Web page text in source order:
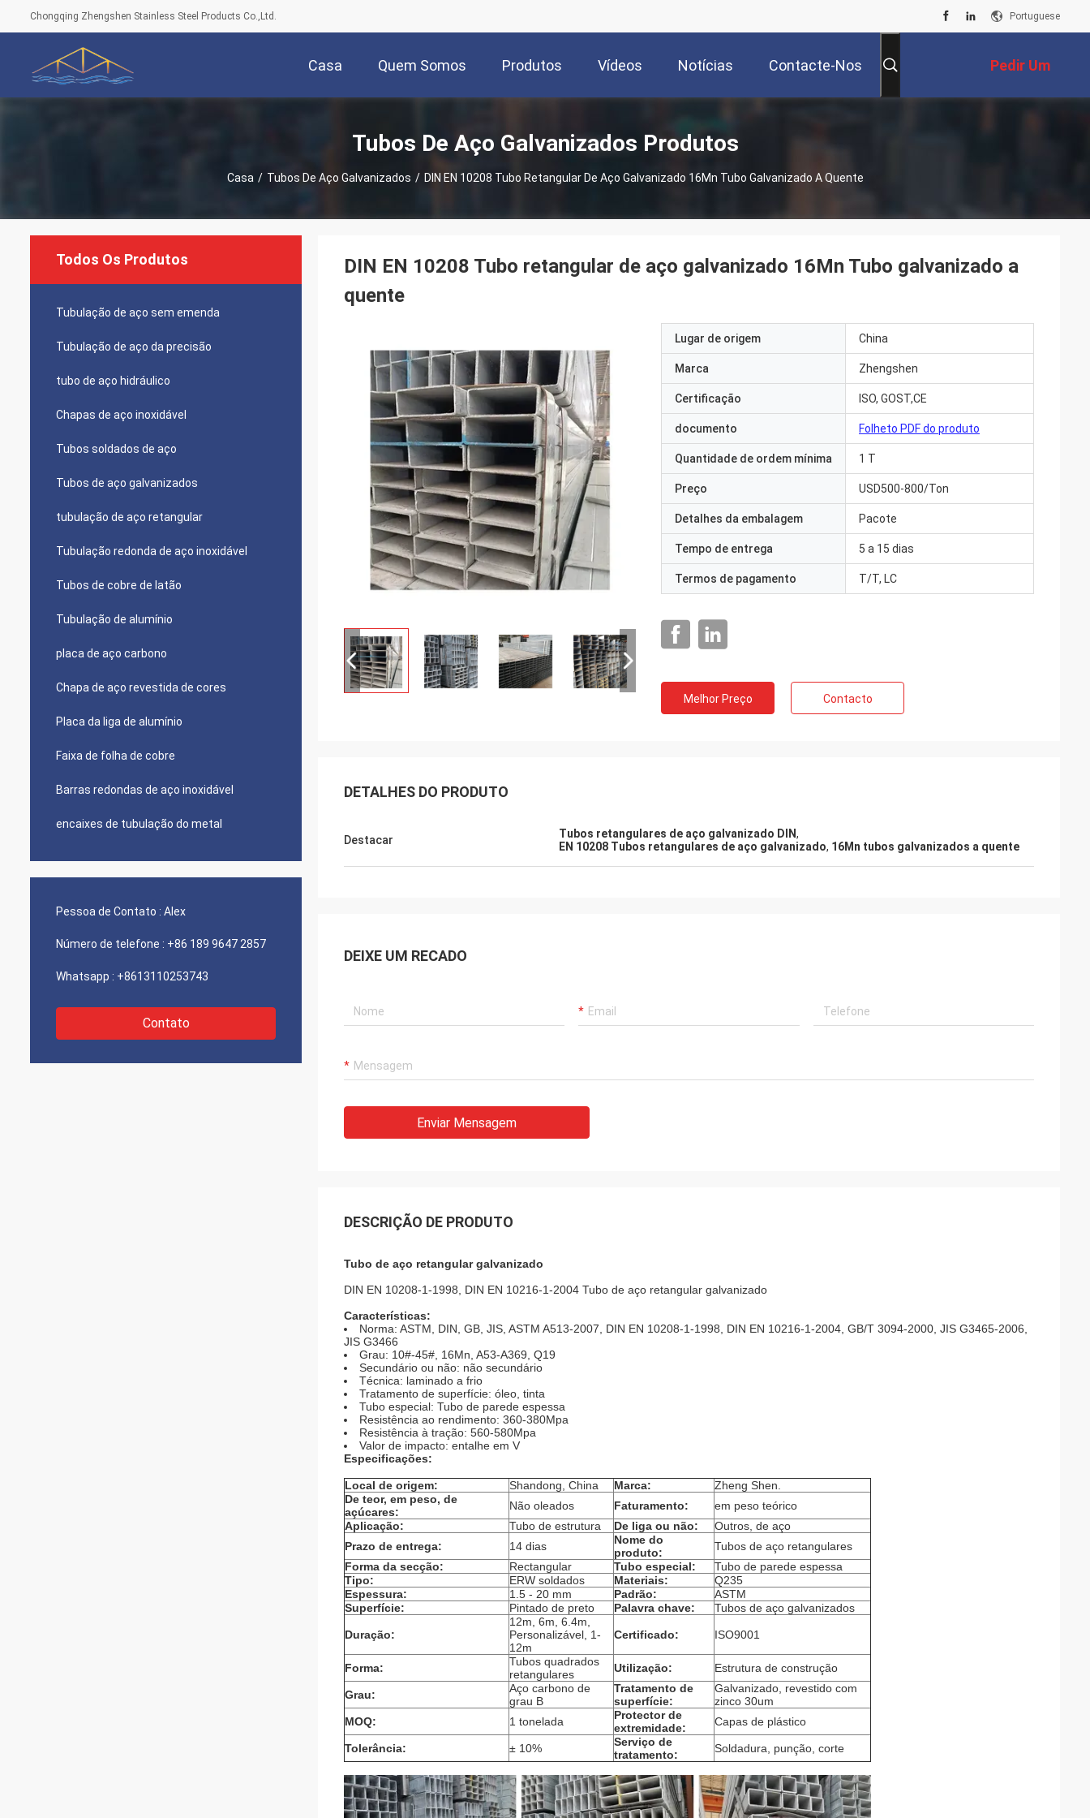
Chongqing Zhengshen Stainless Steel Products Co.,Ltd. Portuguese
Casa Quem Somos Produtos Vídeos Notícias Contacte-Nos Pedir Um
Orçamento
Tubos De Aço Galvanizados Produtos
Casa / Tubos De Aço Galvanizados / DIN EN 10208 Tubo Retangular De Aço Galvanizado 16Mn Tubo Galvanizado A Quente
Todos Os Produtos
Tubulação de aço sem emenda
Tubulação de aço da precisão
tubo de aço hidráulico
Chapas de aço inoxidável
Tubos soldados de aço
Tubos de aço galvanizados
tubulação de aço retangular
Tubulação redonda de aço inoxidável
Tubos de cobre de latão
Tubulação de alumínio
placa de aço carbono
Chapa de aço revestida de cores
Placa da liga de alumínio
Faixa de folha de cobre
Barras redondas de aço inoxidável
encaixes de tubulação do metal
Pessoa de Contato : Alex
Número de telefone : +86 189 9647 2857
Whatsapp : +8613110253743
Contato
DIN EN 10208 Tubo retangular de aço galvanizado 16Mn Tubo galvanizado a
quente
Lugar de origem China
Marca Zhengshen
Certificação ISO, GOST,CE
documento Folheto PDF do produto
Quantidade de ordem mínima 1 T
Preço USD500-800/Ton
Detalhes da embalagem Pacote
Tempo de entrega 5 a 15 dias
Termos de pagamento T/T, LC
Melhor Preço Contacto
DETALHES DO PRODUTO
Destacar Tubos retangulares de aço galvanizado DIN,
EN 10208 Tubos retangulares de aço galvanizado, 16Mn tubos galvanizados a quente
DEIXE UM RECADO
Enviar Mensagem
DESCRIÇÃO DE PRODUTO
Tubo de aço retangular galvanizado
DIN EN 10208-1-1998, DIN EN 10216-1-2004 Tubo de aço retangular galvanizado
Características:
Norma: ASTM, DIN, GB, JIS, ASTM A513-2007, DIN EN 10208-1-1998, DIN EN 10216-1-2004, GB/T 3094-2000, JIS G3465-2006,
JIS G3466
Grau: 10#-45#, 16Mn, A53-A369, Q19
Secundário ou não: não secundário
Técnica: laminado a frio
Tratamento de superfície: óleo, tinta
Tubo especial: Tubo de parede espessa
Resistência ao rendimento: 360-380Mpa
Resistência à tração: 560-580Mpa
Valor de impacto: entalhe em V
Especificações:
Local de origem: Shandong, China Marca:
Zheng Shen.
De teor, em peso, de
açúcares:
Não oleados Faturamento:
em peso teórico
Aplicação:
Tubo de estrutura De liga ou não:
Outros, de aço
Prazo de entrega:
14 dias
Nome do
produto:
Tubos de aço retangulares
Forma da secção:
Rectangular Tubo especial:
Tubo de parede espessa
Tipo:
ERW soldados Materiais:
Q235
Espessura:
1.5 - 20 mm Padrão:
ASTM
Superfície:
Pintado de preto Palavra chave: Tubos de aço galvanizados
Duração:
12m, 6m, 6.4m,
Personalizável, 1-
12m
Certificado: ISO9001
Forma:
Tubos quadrados
retangulares
Utilização: Estrutura de construção
Grau:
Aço carbono de
grau B
Tratamento de
superfície:
Galvanizado, revestido com
zinco 30um
MOQ:
1 tonelada
Protector de
extremidade:
Capas de plástico
Tolerância: ± 10%
Serviço de
tratamento:
Soldadura, punção, corte